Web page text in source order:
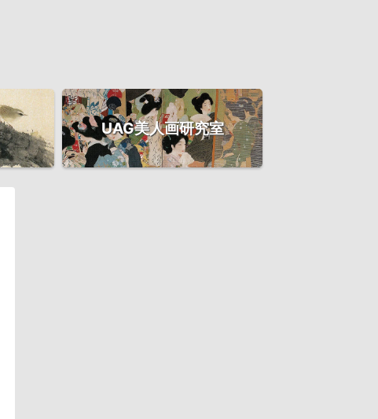
UAG美人画研究室